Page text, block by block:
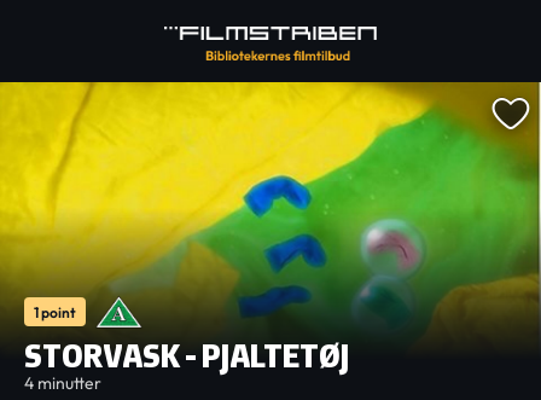
1 point
STORVASK - PJALTETØJ
4 minutter